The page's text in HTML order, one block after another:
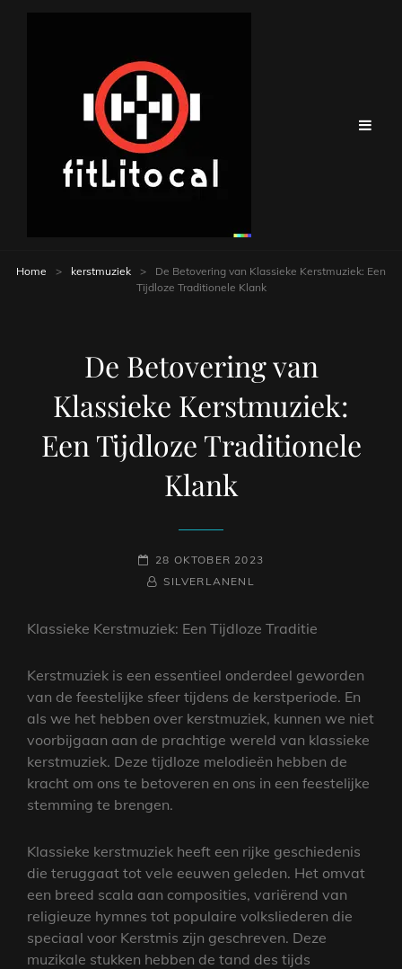
Home > kerstmuziek >
De Betovering van Klassieke Kerstmuziek: Een
Tijdloze Traditionele Klank
De Betovering van
Klassieke Kerstmuziek:
Een Tijdloze Traditionele
Klank
GEPLAATST
OP
28 OKTOBER 2023
NAAMREGEL
BYLINE
SILVERLANENL
Klassieke Kerstmuziek: Een Tijdloze Traditie
Kerstmuziek is een essentieel onderdeel geworden
van de feestelijke sfeer tijdens de kerstperiode. En
als we het hebben over kerstmuziek, kunnen we niet
voorbijgaan aan de prachtige wereld van klassieke
kerstmuziek. Deze tijdloze melodieën hebben de
kracht om ons te betoveren en ons in een feestelijke
stemming te brengen.
Klassieke kerstmuziek heeft een rijke geschiedenis
die teruggaat tot vele eeuwen geleden. Het omvat
een breed scala aan composities, variërend van
religieuze hymnes tot populaire volksliederen die
speciaal voor Kerstmis zijn geschreven. Deze
muzikale stukken hebben de tand des tijds